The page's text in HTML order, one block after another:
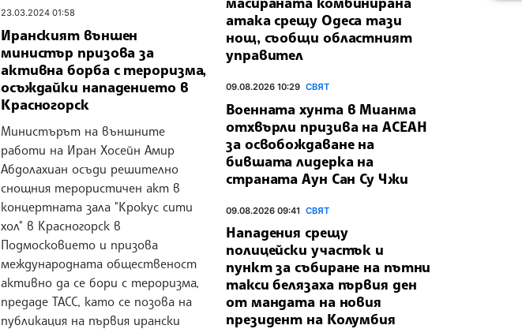
23.03.2024 01:58
Иранският външен
министър призова за
активна борба с тероризма,
осъждайки нападението в
Красногорск
Министърът на външните
работи на Иран Хосейн Амир
Абдолахиан осъди решително
снощния терористичен акт в
концертната зала "Крокус сити
хол" в Красногорск в
Подмосковието и призова
международната общественост
активно да се бори с тероризма,
предаде ТАСС, като се позова на
публикация на първия ирански
атака срещу Одеса тази
нощ, съобщи областният
управител
09.08.2026 10:29 СВЯТ
Военната хунта в Мианма
отхвърли призива на АСЕАН
за освобождаване на
бившата лидерка на
страната Аун Сан Су Чжи
09.08.2026 09:41 СВЯТ
Нападения срещу
полицейски участък и
пункт за събиране на пътни
такси белязаха първия ден
от мандата на новия
президент на Колумбия